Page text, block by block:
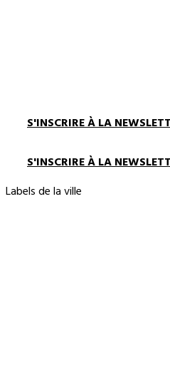
S'INSCRIRE À LA
S'INSCRIRE À LA
Labels de la ville